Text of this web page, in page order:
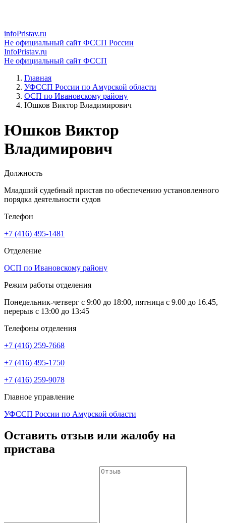
infoPristav.ru
Не официальный сайт ФССП России
InfoPristav.ru
Не официальный сайт ФССП
Главная
УФССП России по Амурской области
ОСП по Ивановскому району
Юшков Виктор Владимирович
Юшков Виктор
Владимирович
Должность
Младший судебный пристав по обеспечению установленного
порядка деятельности судов
Телефон
+7 (416) 495-1481
Отделение
ОСП по Ивановскому району
Режим работы отделения
Понедельник-четверг с 9:00 до 18:00, пятница с 9.00 до 16.45,
перерыв с 13:00 до 13:45
Телефоны отделения
+7 (416) 259-7668
+7 (416) 495-1750
+7 (416) 259-9078
Главное управление
УФССП России по Амурской области
Оставить отзыв или жалобу на
пристава